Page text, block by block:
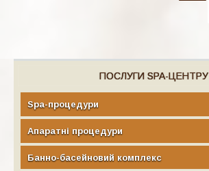
ПОСЛУГИ SPA-ЦЕНТРУ
Spa-процедури
Апаратні процедури
Банно-басейновий комплекс